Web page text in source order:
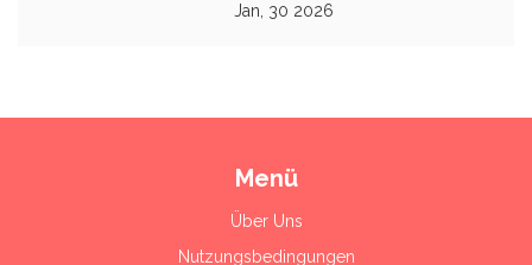
Jan, 30 2026
Menü
Über Uns
Nutzungsbedingungen